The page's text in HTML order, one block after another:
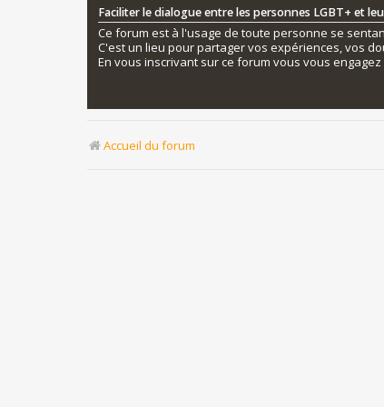
Faciliter le dialogue entre les personnes LGBT+ et
Ce forum est à l'usage de toute personne se
C'est un lieu pour partager vos expériences, vos
En vous inscrivant sur ce forum vous vous
Accueil du forum